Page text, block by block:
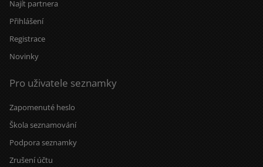
Najít partnera
Přihlášení
Registrace
Novinky
Pro uživatele seznamky
Zapomenuté heslo
Škola seznamování
Podpora seznamky
Zrušení účtu